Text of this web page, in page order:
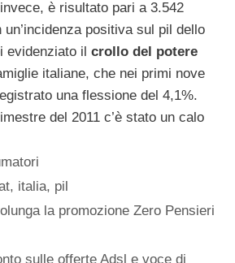
è risultato pari a 3.542
positiva sul pil dello
evidenziato il crollo del potere
italiane, che nei primi nove
una flessione del 4,1%.
del 2011 c’è stato un calo
, italia, pil
la promozione Zero Pensieri
sulle offerte Adsl e voce di